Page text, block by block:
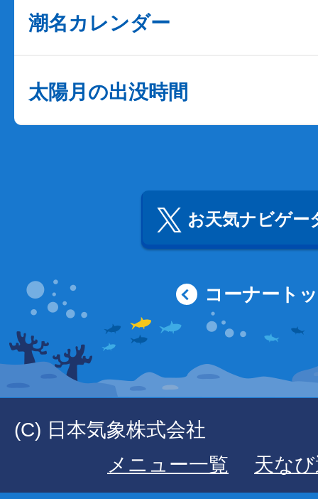
潮名カレンダー
太陽月の出没時間
お天気ナビゲー
コーナート
(C) 日本気象株式会社
メニュー一覧
天な